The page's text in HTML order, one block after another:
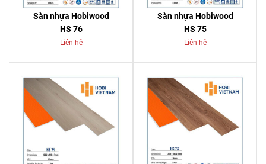
Sàn nhựa Hobiwood
HS 76
Liên hệ
Sàn nhựa Hobiwood
HS 75
Liên hệ